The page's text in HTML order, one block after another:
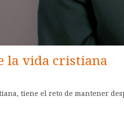
la vida cristiana
tiene el reto de mantener